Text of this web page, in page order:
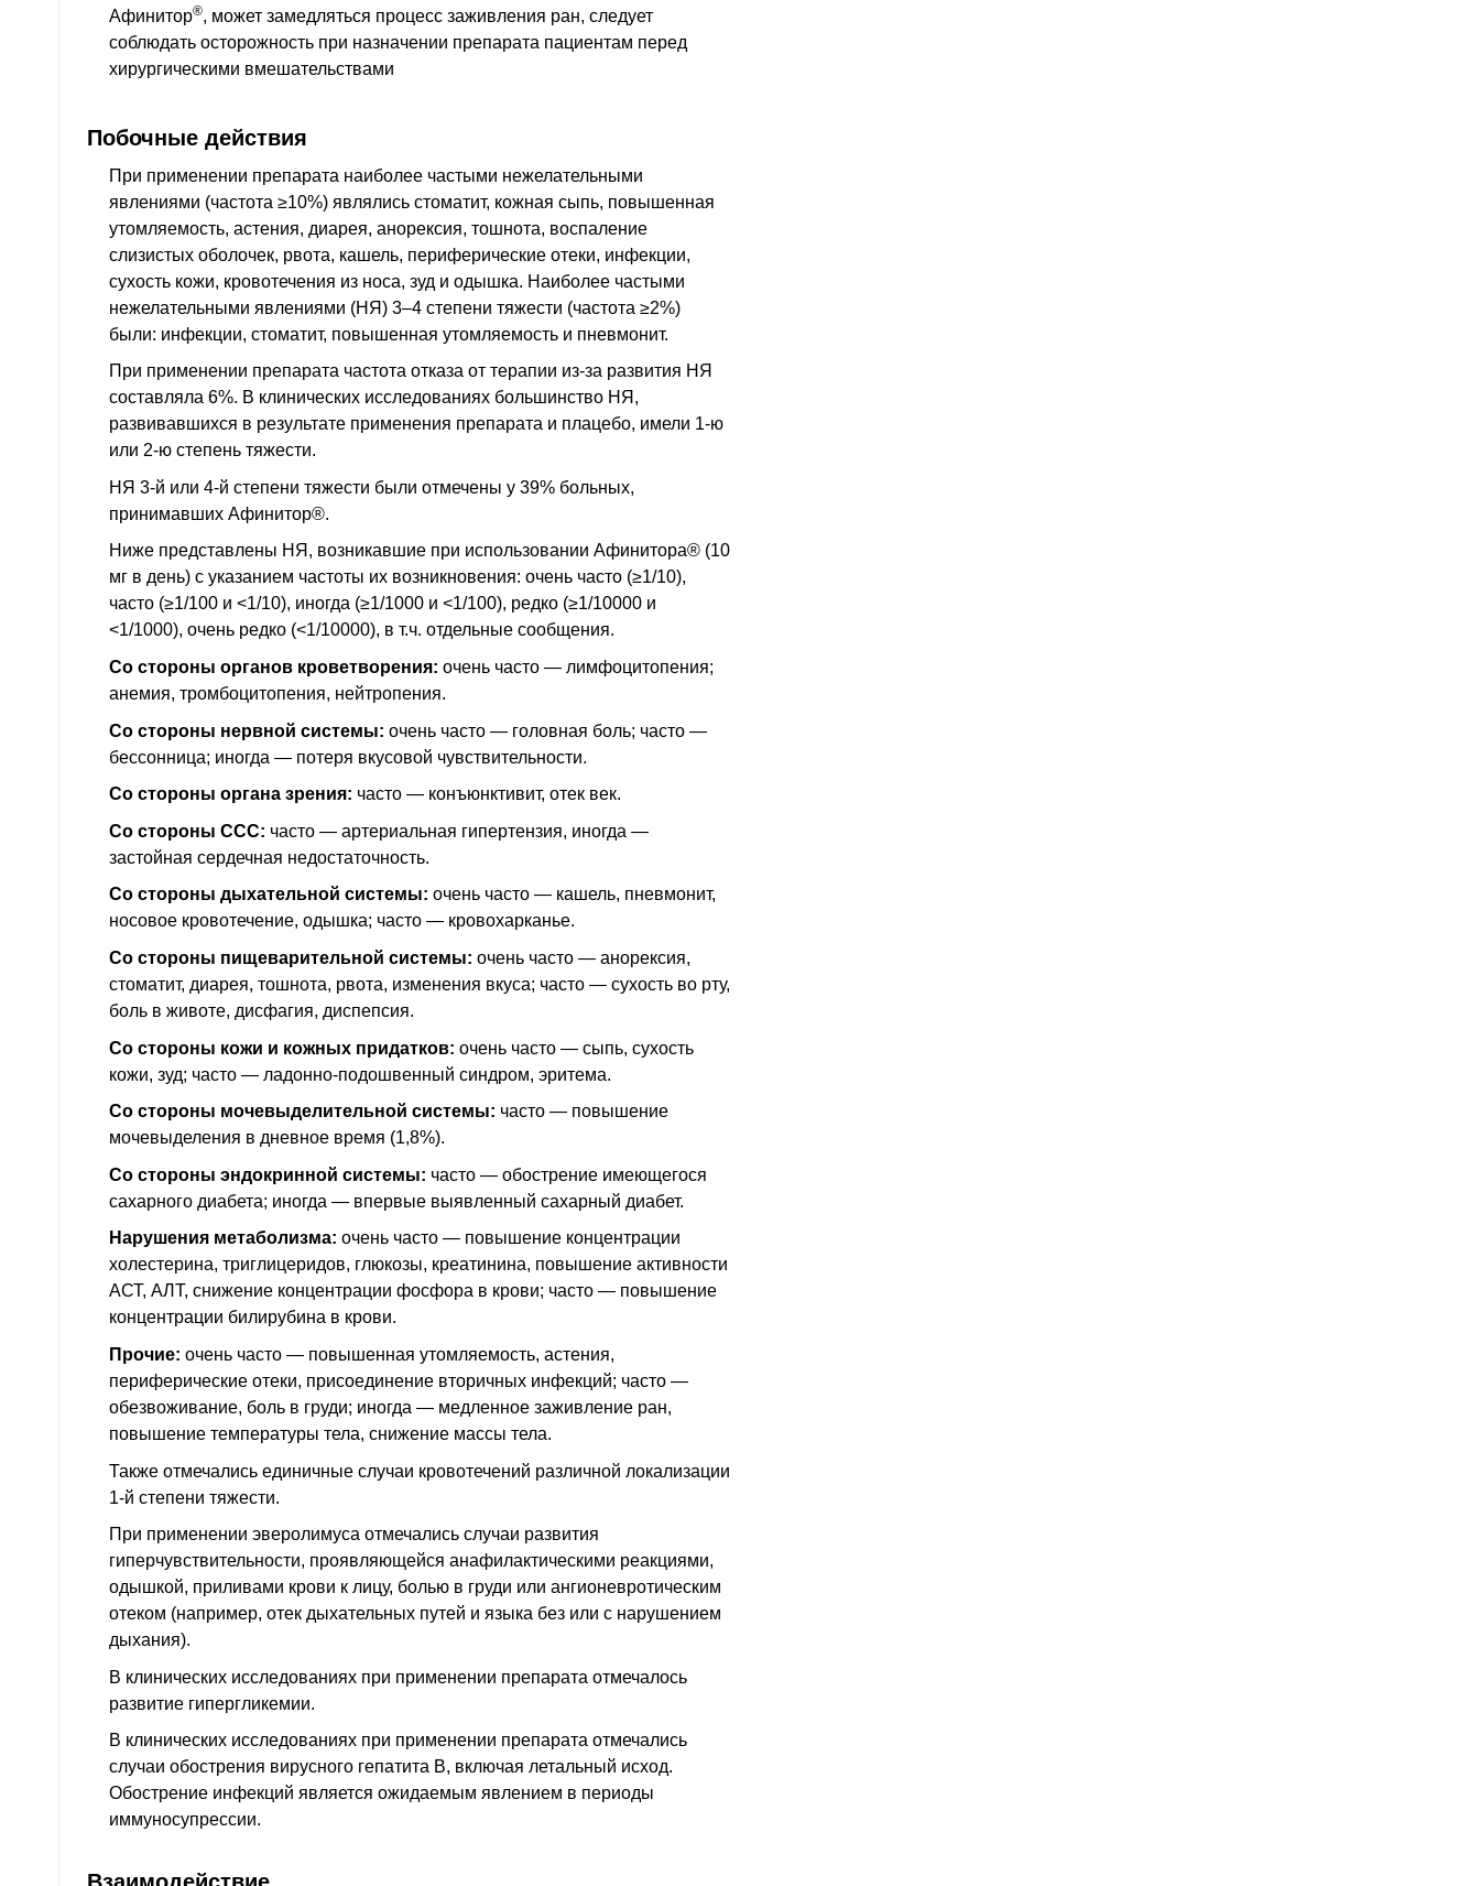
Афинитор®, может замедляться процесс заживления ран, следует
соблюдать осторожность при назначении препарата пациентам перед
хирургическими вмешательствами
Побочные действия
При применении препарата наиболее частыми нежелательными
явлениями (частота ≥10%) являлись стоматит, кожная сыпь, повышенная
утомляемость, астения, диарея, анорексия, тошнота, воспаление
слизистых оболочек, рвота, кашель, периферические отеки, инфекции,
сухость кожи, кровотечения из носа, зуд и одышка. Наиболее частыми
нежелательными явлениями (НЯ) 3–4 степени тяжести (частота ≥2%)
были: инфекции, стоматит, повышенная утомляемость и пневмонит.
При применении препарата частота отказа от терапии из-за развития НЯ
составляла 6%. В клинических исследованиях большинство НЯ,
развивавшихся в результате применения препарата и плацебо, имели 1-ю
или 2-ю степень тяжести.
НЯ 3-й или 4-й степени тяжести были отмечены у 39% больных,
принимавших Афинитор®.
Ниже представлены НЯ, возникавшие при использовании Афинитора® (10
мг в день) с указанием частоты их возникновения: очень часто (≥1/10),
часто (≥1/100 и <1/10), иногда (≥1/1000 и <1/100), редко (≥1/10000 и
<1/1000), очень редко (<1/10000), в т.ч. отдельные сообщения.
Со стороны органов кроветворения: очень часто — лимфоцитопения;
анемия, тромбоцитопения, нейтропения.
Со стороны нервной системы: очень часто — головная боль; часто —
бессонница; иногда — потеря вкусовой чувствительности.
Со стороны органа зрения: часто — конъюнктивит, отек век.
Со стороны ССС: часто — артериальная гипертензия, иногда —
застойная сердечная недостаточность.
Со стороны дыхательной системы: очень часто — кашель, пневмонит,
носовое кровотечение, одышка; часто — кровохарканье.
Со стороны пищеварительной системы: очень часто — анорексия,
стоматит, диарея, тошнота, рвота, изменения вкуса; часто — сухость во рту,
боль в животе, дисфагия, диспепсия.
Со стороны кожи и кожных придатков: очень часто — сыпь, сухость
кожи, зуд; часто — ладонно-подошвенный синдром, эритема.
Со стороны мочевыделительной системы: часто — повышение
мочевыделения в дневное время (1,8%).
Со стороны эндокринной системы: часто — обострение имеющегося
сахарного диабета; иногда — впервые выявленный сахарный диабет.
Нарушения метаболизма: очень часто — повышение концентрации
холестерина, триглицеридов, глюкозы, креатинина, повышение активности
АСТ, АЛТ, снижение концентрации фосфора в крови; часто — повышение
концентрации билирубина в крови.
Прочие: очень часто — повышенная утомляемость, астения,
периферические отеки, присоединение вторичных инфекций; часто —
обезвоживание, боль в груди; иногда — медленное заживление ран,
повышение температуры тела, снижение массы тела.
Также отмечались единичные случаи кровотечений различной локализации
1-й степени тяжести.
При применении эверолимуса отмечались случаи развития
гиперчувствительности, проявляющейся анафилактическими реакциями,
одышкой, приливами крови к лицу, болью в груди или ангионевротическим
отеком (например, отек дыхательных путей и языка без или с нарушением
дыхания).
В клинических исследованиях при применении препарата отмечалось
развитие гипергликемии.
В клинических исследованиях при применении препарата отмечались
случаи обострения вирусного гепатита В, включая летальный исход.
Обострение инфекций является ожидаемым явлением в периоды
иммуносупрессии.